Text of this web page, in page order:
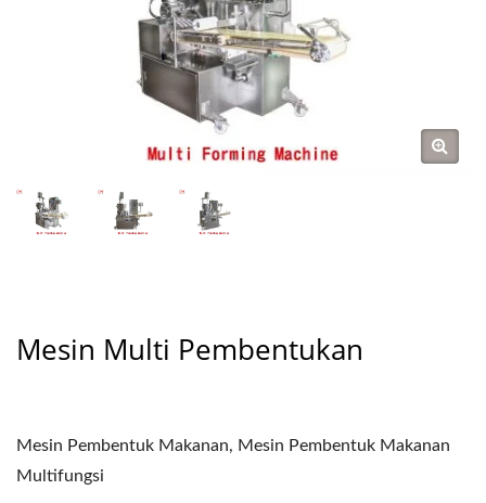
Mesin Multi Pembentukan
Mesin Pembentuk Makanan, Mesin Pembentuk Makanan
Multifungsi